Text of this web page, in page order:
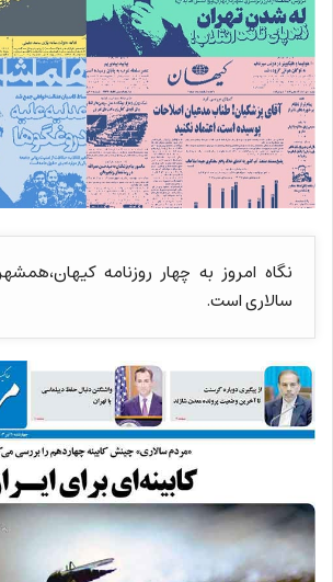
نگاه امروز به چهار روزنامه
سالاری است.